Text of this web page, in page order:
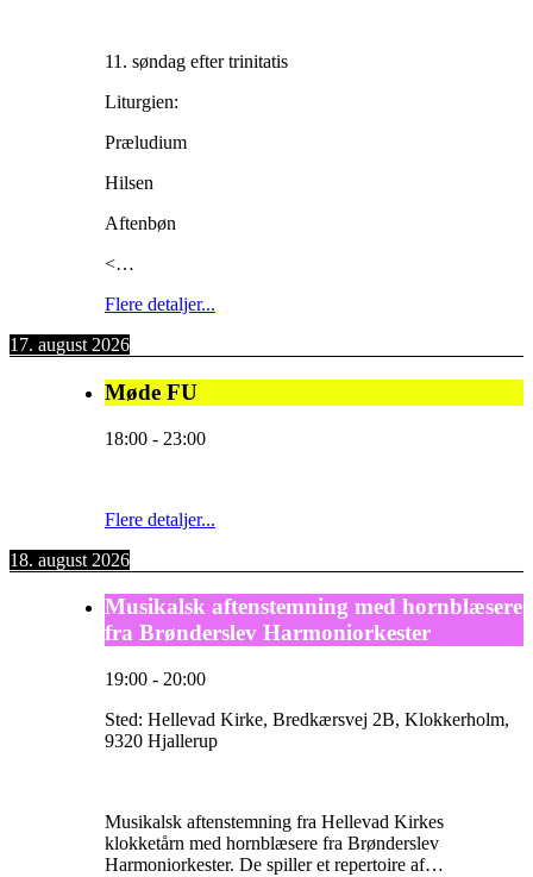
11. søndag efter trinitatis
Liturgien:
Præludium
Hilsen
Aftenbøn
<…
Flere detaljer...
17. august 2026
Møde FU
18:00 - 23:00
Flere detaljer...
18. august 2026
Musikalsk aftenstemning med hornblæsere
fra Brønderslev Harmoniorkester
19:00 - 20:00
Sted: Hellevad Kirke, Bredkærsvej 2B, Klokkerholm,
9320 Hjallerup
Musikalsk aftenstemning fra Hellevad Kirkes
klokketårn med hornblæsere fra Brønderslev
Harmoniorkester. De spiller et repertoire af…